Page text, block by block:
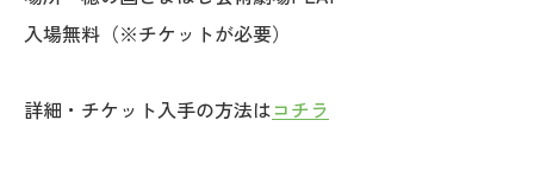
入場無料（※チケットが必要）
詳細・チケット入手の方法はコチラ